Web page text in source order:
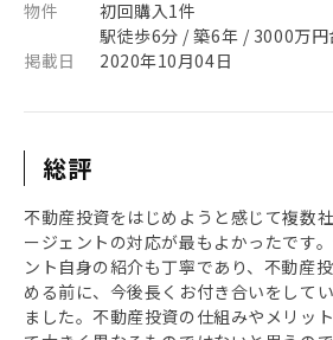
物件
初回購入1件
駅徒歩6分 / 築6年 / 3000万円
掲載日
2020年10月04日
総評
不動産投資をはじめようと感じて複数
ージェントの対応が最もよかったです
ント自身の紹介も丁寧であり、不動産
める前に、今後長くお付き合いをして
ました。不動産投資の仕組みやメリッ